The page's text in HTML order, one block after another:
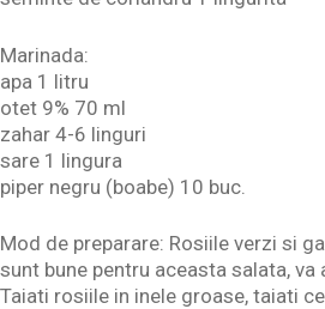
Marinada:
apa 1 litru
otet 9% 70 ml
zahar 4-6 linguri
sare 1 lingura
piper negru (boabe) 10 buc.
Mod de preparare: Rosiile verzi si
sunt bune pentru aceasta salata, va
Taiati rosiile in inele groase, taiati